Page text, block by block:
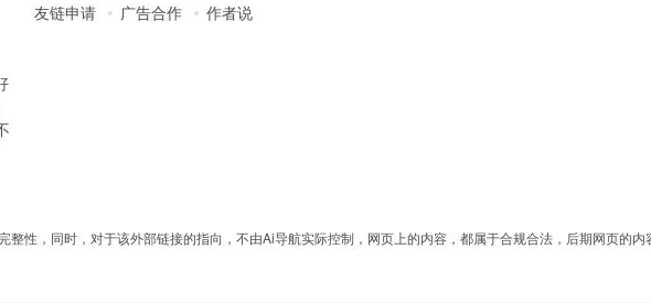
友链申请 广告合作 作者说
性，同时，对于该外部链接的指向，不由Ai导航实际控制，网页上的内容，都属于合规合法，后期网页的